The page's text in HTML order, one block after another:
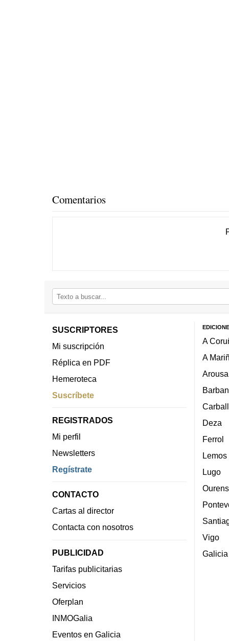
Comentarios
SUSCRIPTORES
Mi suscripción
Réplica en PDF
Hemeroteca
Suscríbete
REGISTRADOS
Mi perfil
Newsletters
Regístrate
CONTACTO
Cartas al director
Contacta con nosotros
PUBLICIDAD
Tarifas publicitarias
Servicios
Oferplan
INMOGalia
Eventos en Galicia
A
A
Arousa
Deza
Ferrol
Lemos
Lugo
Vigo